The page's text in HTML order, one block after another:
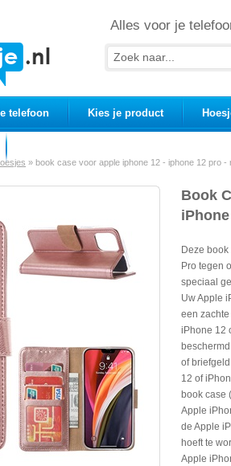
Alles voor je
telefoon Kies je product
» book case voor apple iphone 12 - iphone 12 pro -
Book
Deze
Pro tegen
speciaal
Uw Apple
een
iPhone 12
of
12 of
book case
Apple
de Apple
hoeft te
Apple